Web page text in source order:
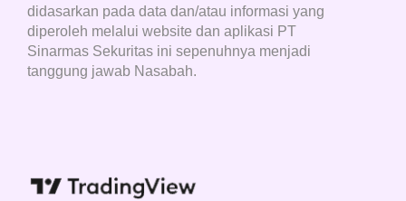
didasarkan pada data dan/atau informasi yang
diperoleh melalui website dan aplikasi PT
Sinarmas Sekuritas ini sepenuhnya menjadi
tanggung jawab Nasabah.